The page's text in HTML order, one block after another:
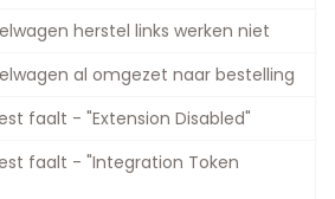
herstel links werken niet
al omgezet naar bestelling
faalt - "Extension Disabled"
faalt - "Integration Token